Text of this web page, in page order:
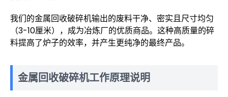
我们的金属回收破碎机输出的废料干净、密实且尺寸均匀
（3-10厘米），成为冶炼厂的优质商品。这种高质量的碎
料提高了炉子的效率，并产生更纯净的最终产品。
金属回收破碎机工作原理说明